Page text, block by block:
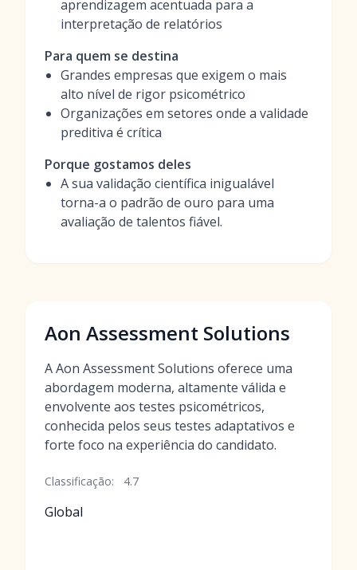
aprendizagem acentuada para a
interpretação de relatórios
Para quem se destina
Grandes empresas que exigem o mais
alto nível de rigor psicométrico
Organizações em setores onde a validade
preditiva é crítica
Porque gostamos deles
A sua validação científica inigualável
torna-a o padrão de ouro para uma
avaliação de talentos fiável.
Aon Assessment Solutions
A Aon Assessment Solutions oferece uma
abordagem moderna, altamente válida e
envolvente aos testes psicométricos,
conhecida pelos seus testes adaptativos e
forte foco na experiência do candidato.
Classificação: 4.7
Global